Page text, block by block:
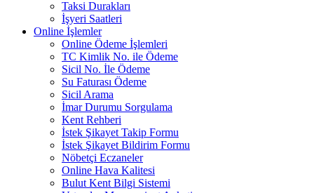
Taksi Durakları
İşyeri Saatleri
Online İşlemler
Online Ödeme İşlemleri
TC Kimlik No. ile Ödeme
Sicil No. İle Ödeme
Su Faturası Ödeme
Sicil Arama
İmar Durumu Sorgulama
Kent Rehberi
İstek Şikayet Takip Formu
İstek Şikayet Bildirim Formu
Nöbetçi Eczaneler
Online Hava Kalitesi
Bulut Kent Bilgi Sistemi